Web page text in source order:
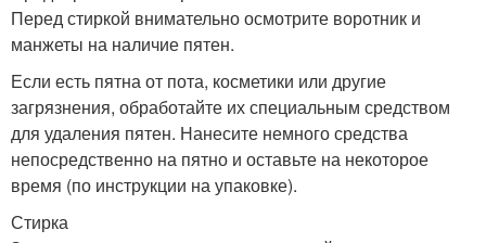
Перед стиркой внимательно осмотрите воротник и
манжеты на наличие пятен.
Если есть пятна от пота, косметики или другие
загрязнения, обработайте их специальным средством
для удаления пятен. Нанесите немного средства
непосредственно на пятно и оставьте на некоторое
время (по инструкции на упаковке).
Стирка